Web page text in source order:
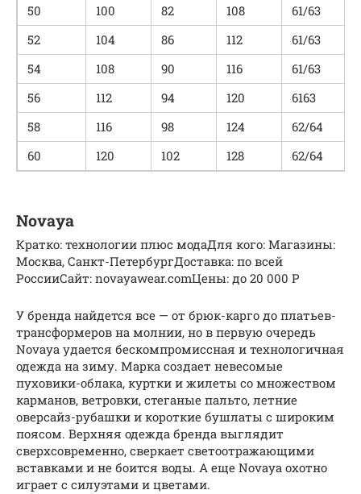
50 100 82 108 61/63
52
104 86 112 61/63
54
108 90 116 61/63
56
112 94 120 6163
58
116 98 124 62/64
60
120 102 128 62/64
Novaya
Кратко: технологии плюс модаДля кого: Магазины:
Москва, Санкт-ПетербургДоставка: по всей
РоссииСайт: novayawear.comЦены: до 20 000 Р
У бренда найдется все — от брюк-карго до платьев-
трансформеров на молнии, но в первую очередь
Novaya удается бескомпромиссная и технологичная
одежда на зиму. Марка создает невесомые
пуховики-облака, куртки и жилеты со множеством
карманов, ветровки, стеганые пальто, летние
оверсайз-рубашки и короткие бушлаты с широким
поясом. Верхняя одежда бренда выглядит
сверхсовременно, сверкает светоотражающими
вставками и не боится воды. А еще Novaya охотно
играет с силуэтами и цветами.